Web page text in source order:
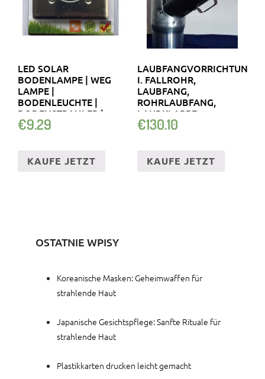
LED SOLAR
BODENLAMPE | WEG
LAMPE |
BODENLEUCHTE |
BODENSTRAHLER |
SOLARLAMPE
€9.29
KAUFE JETZT
LAUBFANGVORRICHTUNG
I. FALLROHR,
LAUBFANG,
ROHRLAUBFANG,
LAUBKLAPPE
€130.10
KAUFE JETZT
OSTATNIE WPISY
Koreanische Masken: Geheimwaffen für
strahlende Haut
Japanische Gesichtspflege: Sanfte Rituale für
strahlende Haut
Plastikkarten drucken leicht gemacht